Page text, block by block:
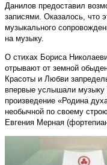
Данилов предоставил
записями. Оказалось, что
музыкального
на музыку.
О стихах Бориса
отрывают от земной
Красоты и Любви
впервые услышали музыку
произведение «Родина
необычной по своему
Евгения Мерная